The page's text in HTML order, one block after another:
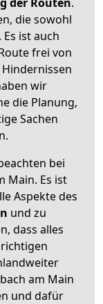
die sowohl
ist auch
frei von
wir
die Planung,
Sachen
bei
Main. Es ist
Aspekte des
und zu
dass alles
am Main
und dafür